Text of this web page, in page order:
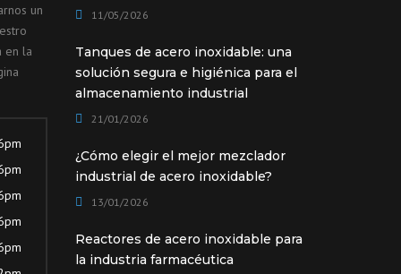
un
en la
11/05/2026
Tanques de acero inoxidable: una
solución segura e higiénica para el
almacenamiento industrial
21/01/2026
¿Cómo elegir el mejor mezclador
industrial de acero inoxidable?
13/01/2026
Reactores de acero inoxidable para
la industria farmacéutica